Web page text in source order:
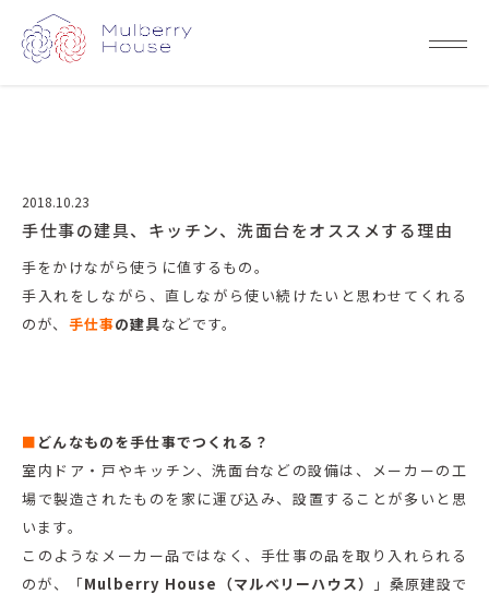
2018.10.23
手仕事の建具、キッチン、洗面台をオススメする理由
手をかけながら使うに値するもの。
手入れをしながら、直しながら使い続けたいと思わせてくれる
のが、 手仕事の建具などです。
■ どんなものを手仕事でつくれる？
室内ドア・戸やキッチン、洗面台などの設備は、メーカーの工
場で製造されたものを家に運び込み、設置することが多いと思
います。
このようなメーカー品ではなく、手仕事の品を取り入れられる
のが、「Mulberry House（マルベリーハウス）
」桑原建設で